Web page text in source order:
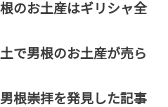
のお土産はギリシャ全
で男根のお土産が売ら
根崇拝を発見した記事